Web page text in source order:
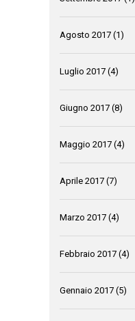
Agosto 2017 (1)
Luglio 2017 (4)
Giugno 2017 (8)
Maggio 2017 (4)
Aprile 2017 (7)
Marzo 2017 (4)
Febbraio 2017 (4)
Gennaio 2017 (5)